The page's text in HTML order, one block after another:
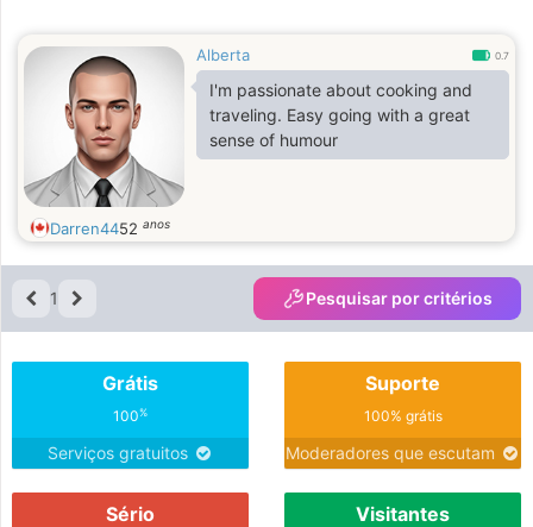
Alberta 0.7
I'm passionate about cooking and
traveling. Easy going with a great
sense of humour
Darren4452 anos
1 Pesquisar por critérios
Grátis
100%
Serviços gratuitos
Suporte
100% grátis
Moderadores que escutam
Sério Visitantes